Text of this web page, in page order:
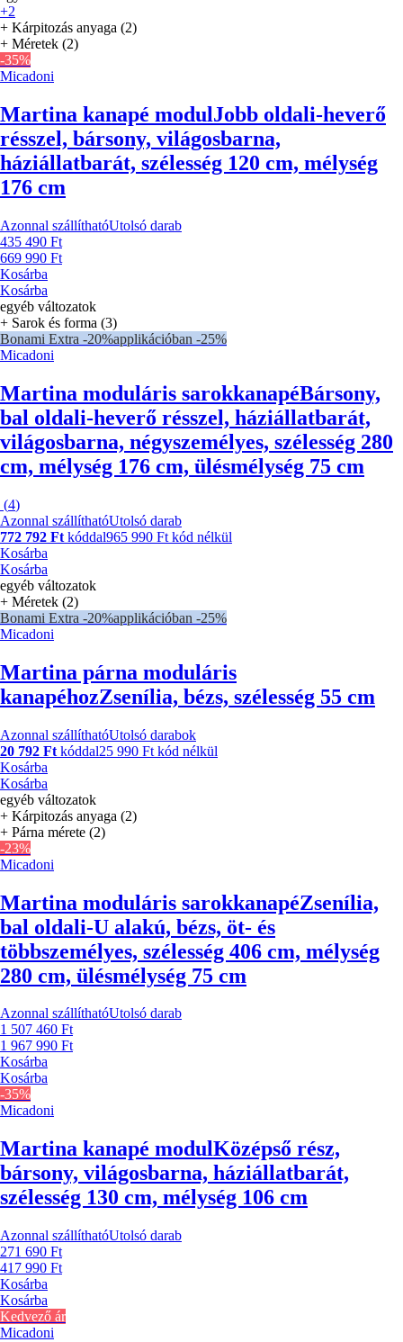
+2
+ Kárpitozás anyaga (2)
+ Méretek (2)
-35%
Micadoni
Martina kanapé modulJobb oldali-heverő
résszel, bársony, világosbarna,
háziállatbarát, szélesség 120 cm, mélység
176 cm
Azonnal szállíthatóUtolsó darab
435 490 Ft
669 990 Ft
Kosárba
Kosárba
egyéb változatok
+ Sarok és forma (3)
Bonami Extra -20%applikációban -25%
Micadoni
Martina moduláris sarokkanapéBársony,
bal oldali-heverő résszel, háziállatbarát,
világosbarna, négyszemélyes, szélesség 280
cm, mélység 176 cm, ülésmélység 75 cm
(4)
Azonnal szállíthatóUtolsó darab
772 792 Ft kóddal965 990 Ft kód nélkül
Kosárba
Kosárba
egyéb változatok
+ Méretek (2)
Bonami Extra -20%applikációban -25%
Micadoni
Martina párna moduláris
kanapéhozZsenília, bézs, szélesség 55 cm
Azonnal szállíthatóUtolsó darabok
20 792 Ft kóddal25 990 Ft kód nélkül
Kosárba
Kosárba
egyéb változatok
+ Kárpitozás anyaga (2)
+ Párna mérete (2)
-23%
Micadoni
Martina moduláris sarokkanapéZsenília,
bal oldali-U alakú, bézs, öt- és
többszemélyes, szélesség 406 cm, mélység
280 cm, ülésmélység 75 cm
Azonnal szállíthatóUtolsó darab
1 507 460 Ft
1 967 990 Ft
Kosárba
Kosárba
-35%
Micadoni
Martina kanapé modulKözépső rész,
bársony, világosbarna, háziállatbarát,
szélesség 130 cm, mélység 106 cm
Azonnal szállíthatóUtolsó darab
271 690 Ft
417 990 Ft
Kosárba
Kosárba
Kedvező ár
Micadoni